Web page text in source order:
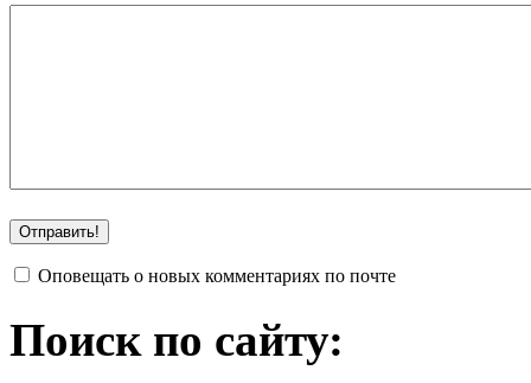
Оповещать о новых комментариях по почте
Поиск по сайту: